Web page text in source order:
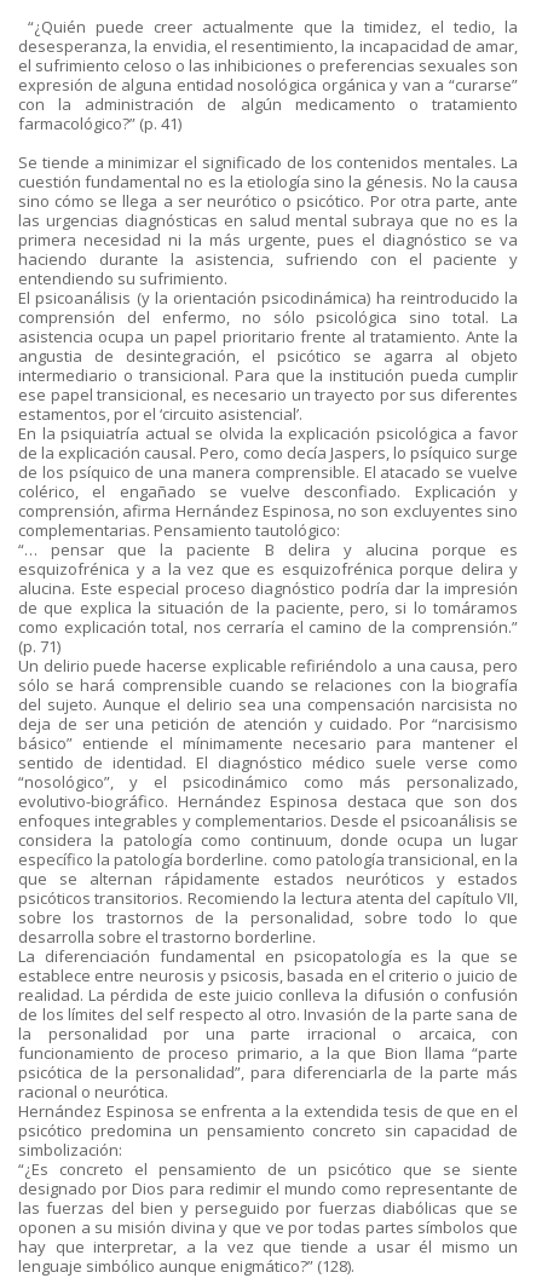
“¿Quién puede creer actualmente que la timidez, el tedio, la
desesperanza, la envidia, el resentimiento, la incapacidad de amar,
el sufrimiento celoso o las inhibiciones o preferencias sexuales son
expresión de alguna entidad nosológica orgánica y van a “curarse”
con la administración de algún medicamento o tratamiento
farmacológico?” (p. 41)
Se tiende a minimizar el significado de los contenidos mentales. La
cuestión fundamental no es la etiología sino la génesis. No la causa
sino cómo se llega a ser neurótico o psicótico. Por otra parte, ante
las urgencias diagnósticas en salud mental subraya que no es la
primera necesidad ni la más urgente, pues el diagnóstico se va
haciendo durante la asistencia, sufriendo con el paciente y
entendiendo su sufrimiento.
El psicoanálisis (y la orientación psicodinámica) ha reintroducido la
comprensión del enfermo, no sólo psicológica sino total. La
asistencia ocupa un papel prioritario frente al tratamiento. Ante la
angustia de desintegración, el psicótico se agarra al objeto
intermediario o transicional. Para que la institución pueda cumplir
ese papel transicional, es necesario un trayecto por sus diferentes
estamentos, por el ‘circuito asistencial’.
En la psiquiatría actual se olvida la explicación psicológica a favor
de la explicación causal. Pero, como decía Jaspers, lo psíquico surge
de los psíquico de una manera comprensible. El atacado se vuelve
colérico, el engañado se vuelve desconfiado. Explicación y
comprensión, afirma Hernández Espinosa, no son excluyentes sino
complementarias. Pensamiento tautológico:
“… pensar que la paciente B delira y alucina porque es
esquizofrénica y a la vez que es esquizofrénica porque delira y
alucina. Este especial proceso diagnóstico podría dar la impresión
de que explica la situación de la paciente, pero, si lo tomáramos
como explicación total, nos cerraría el camino de la comprensión.”
(p. 71)
Un delirio puede hacerse explicable refiriéndolo a una causa, pero
sólo se hará comprensible cuando se relaciones con la biografía
del sujeto. Aunque el delirio sea una compensación narcisista no
deja de ser una petición de atención y cuidado. Por “narcisismo
básico” entiende el mínimamente necesario para mantener el
sentido de identidad. El diagnóstico médico suele verse como
“nosológico”, y el psicodinámico como más personalizado,
evolutivo-biográfico. Hernández Espinosa destaca que son dos
enfoques integrables y complementarios. Desde el psicoanálisis se
considera la patología como continuum, donde ocupa un lugar
específico la patología borderline. como patología transicional, en la
que se alternan rápidamente estados neuróticos y estados
psicóticos transitorios. Recomiendo la lectura atenta del capítulo VII,
sobre los trastornos de la personalidad, sobre todo lo que
desarrolla sobre el trastorno borderline.
La diferenciación fundamental en psicopatología es la que se
establece entre neurosis y psicosis, basada en el criterio o juicio de
realidad. La pérdida de este juicio conlleva la difusión o confusión
de los límites del self respecto al otro. Invasión de la parte sana de
la personalidad por una parte irracional o arcaica, con
funcionamiento de proceso primario, a la que Bion llama “parte
psicótica de la personalidad”, para diferenciarla de la parte más
racional o neurótica.
Hernández Espinosa se enfrenta a la extendida tesis de que en el
psicótico predomina un pensamiento concreto sin capacidad de
simbolización:
“¿Es concreto el pensamiento de un psicótico que se siente
designado por Dios para redimir el mundo como representante de
las fuerzas del bien y perseguido por fuerzas diabólicas que se
oponen a su misión divina y que ve por todas partes símbolos que
hay que interpretar, a la vez que tiende a usar él mismo un
lenguaje simbólico aunque enigmático?” (128).